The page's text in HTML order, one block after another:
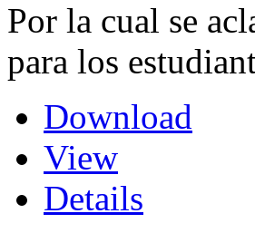
Por la cual se
para los
Download
View
Details